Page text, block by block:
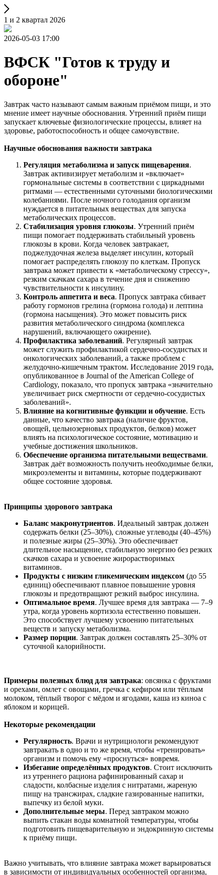
1 и 2 квартал 2026
2026-05-03 17:00
ВФСК "Готов к труду и
обороне"
Завтрак часто называют самым важным приёмом пищи, и это
мнение имеет научные обоснования. Утренний приём пищи
запускает ключевые физиологические процессы, влияет на
здоровье, работоспособность и общее самочувствие.
Научные обоснования важности завтрака
Регуляция метаболизма и запуск пищеварения.
Завтрак активизирует метаболизм и «включает»
гормональные системы в соответствии с циркадными
ритмами — естественными суточными биологическими
колебаниями. После ночного голодания организм
нуждается в питательных веществах для запуска
метаболических процессов.
Стабилизация уровня глюкозы. Утренний приём
пищи помогает поддерживать стабильный уровень
глюкозы в крови. Когда человек завтракает,
поджелудочная железа выделяет инсулин, который
помогает распределять глюкозу по клеткам. Пропуск
завтрака может привести к «метаболическому стрессу»,
резким скачкам сахара в течение дня и снижению
чувствительности к инсулину.
Контроль аппетита и веса. Пропуск завтрака сбивает
работу гормонов грелина (гормона голода) и лептина
(гормона насыщения). Это может повысить риск
развития метаболического синдрома (комплекса
нарушений, включающего ожирение).
Профилактика заболеваний. Регулярный завтрак
может служить профилактикой сердечно-сосудистых и
онкологических заболеваний, а также проблем с
желудочно-кишечным трактом. Исследование 2019 года,
опубликованное в Journal of the American College of
Cardiology, показало, что пропуск завтрака «значительно
увеличивает риск смертности от сердечно-сосудистых
заболеваний».
Влияние на когнитивные функции и обучение. Есть
данные, что качество завтрака (наличие фруктов,
овощей, цельнозерновых продуктов, белков) может
влиять на психологическое состояние, мотивацию и
учебные достижения школьников.
Обеспечение организма питательными веществами.
Завтрак даёт возможность получить необходимые белки,
микроэлементы и витамины, которые поддерживают
общее состояние здоровья.
Принципы здорового завтрака
Баланс макронутриентов. Идеальный завтрак должен
содержать белки (25–30%), сложные углеводы (40–45%)
и полезные жиры (25–30%). Это обеспечивает
длительное насыщение, стабильную энергию без резких
скачков сахара и усвоение жирорастворимых
витаминов.
Продукты с низким гликемическим индексом (до 55
единиц) обеспечивают плавное повышение уровня
глюкозы и предотвращают резкий выброс инсулина.
Оптимальное время. Лучшее время для завтрака — 7–9
утра, когда уровень кортизола естественно повышен.
Это способствует лучшему усвоению питательных
веществ и запуску метаболизма.
Размер порции. Завтрак должен составлять 25–30% от
суточной калорийности.
Примеры полезных блюд для завтрака: овсянка с фруктами
и орехами, омлет с овощами, гречка с кефиром или тёплым
молоком, тёплый творог с мёдом и ягодами, каша из киноа с
яблоком и корицей.
Некоторые рекомендации
Регулярность. Врачи и нутрициологи рекомендуют
завтракать в одно и то же время, чтобы «тренировать»
организм и помочь ему «проснуться» вовремя.
Избегание определённых продуктов. Стоит исключить
из утреннего рациона рафинированный сахар и
сладости, колбасные изделия с нитратами, жареную
пищу на трансжирах, сладкие газированные напитки,
выпечку из белой муки.
Дополнительные меры. Перед завтраком можно
выпить стакан воды комнатной температуры, чтобы
подготовить пищеварительную и эндокринную системы
к приёму пищи.
Важно учитывать, что влияние завтрака может варьироваться
в зависимости от индивидуальных особенностей организма,